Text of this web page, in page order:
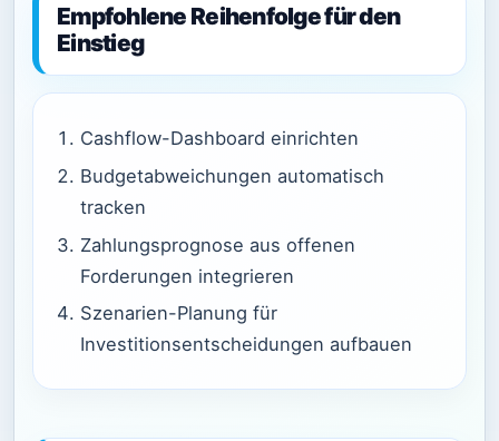
Empfohlene Reihenfolge für den
Einstieg
Cashflow-Dashboard einrichten
Budgetabweichungen automatisch
tracken
Zahlungsprognose aus offenen
Forderungen integrieren
Szenarien-Planung für
Investitionsentscheidungen aufbauen